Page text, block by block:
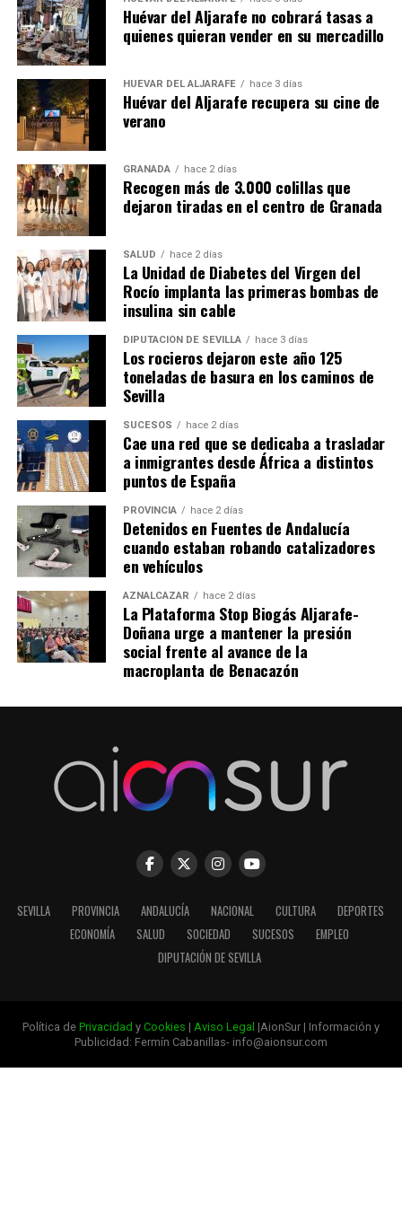
Huévar del Aljarafe no cobrará tasas a
quienes quieran vender en su mercadillo
HUÉVAR DEL ALJARAFE hace 3 días
Huévar del Aljarafe recupera su cine de
verano
GRANADA hace 2 días
Recogen más de 3.000 colillas que
dejaron tiradas en el centro de Granada
SALUD hace 2 días
La Unidad de Diabetes del Virgen del
Rocío implanta las primeras bombas de
insulina sin cable
DIPUTACIÓN DE SEVILLA hace 3 días
Los rocieros dejaron este año 125
toneladas de basura en los caminos de
Sevilla
SUCESOS hace 2 días
Cae una red que se dedicaba a trasladar
a inmigrantes desde África a distintos
puntos de España
PROVINCIA hace 2 días
Detenidos en Fuentes de Andalucía
cuando estaban robando catalizadores
en vehículos
AZNALCÁZAR hace 2 días
La Plataforma Stop Biogás Aljarafe-
Doñana urge a mantener la presión
social frente al avance de la
macroplanta de Benacazón
SEVILLA PROVINCIA ANDALUCÍA NACIONAL CULTURA
DEPORTES
ECONOMÍA
SALUD SOCIEDAD SUCESOS
EMPLEO
DIPUTACIÓN DE SEVILLA
Política de Privacidad y Cookies | Aviso Legal |AionSur | Información y
Publicidad: Fermín Cabanillas- info@aionsur.com